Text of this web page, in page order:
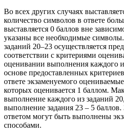
Во всех других случаях
количество символов в ответе
выставляется 0 баллов вне
указаны все необходимые
заданий 20–23 осуществляется
соответствии с критериями
оценивании выполнения каждого
основе предоставленных
ответе экзаменуемого
которых оценивается 1 баллом.
выполнение каждого из заданий
выполнение задания 23 – 5
ответом могут быть выполнены
способами.